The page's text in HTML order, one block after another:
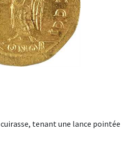
cuirasse, tenant une lance pointée